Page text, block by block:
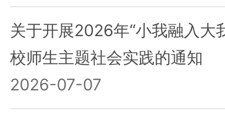
关于开展2026年“小我融入大
校师生主题社会实践的通知
2026-07-07